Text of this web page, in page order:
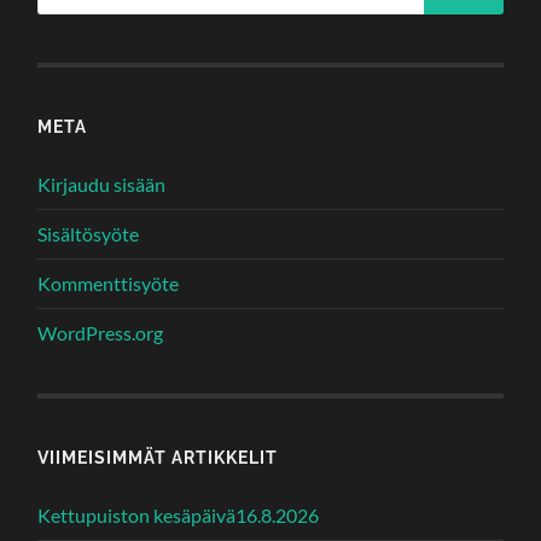
META
Kirjaudu sisään
Sisältösyöte
Kommenttisyöte
WordPress.org
VIIMEISIMMÄT ARTIKKELIT
Kettupuiston kesäpäivä16.8.2026